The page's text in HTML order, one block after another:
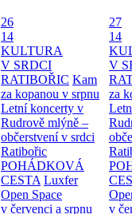
26
14
KULTURA
V SRDCI
RATIBOŘIC Kam
za kopanou v srpnu
Letní koncerty v
Rudrově mlýně –
občerstvení v srdci
Ratibořic
POHÁDKOVÁ
CESTA Luxfer
Open Space
v červenci a srpnu
27
14
V
za
v